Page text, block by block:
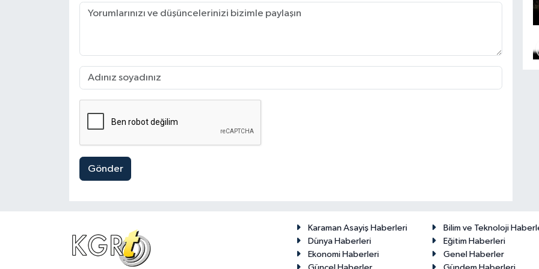
Gönder
Karaman Asayiş Haberleri
Bilim ve Teknoloji
Dünya Haberleri
Eğitim Haberleri
Ekonomi Haberleri
Genel Haberler